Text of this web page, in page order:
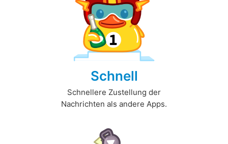
Schnell
Schnellere Zustellung der
Nachrichten als andere Apps.